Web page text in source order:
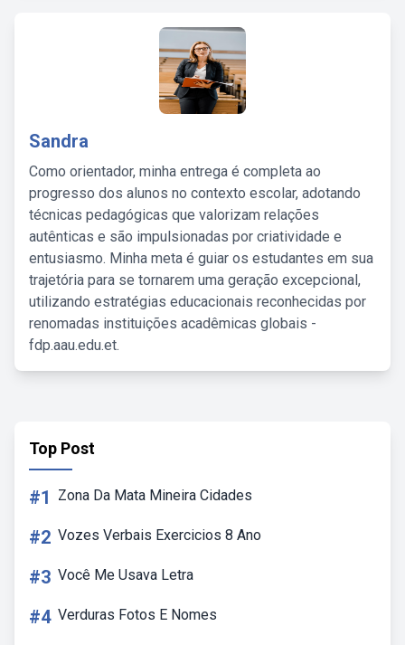
Sandra
Como orientador, minha entrega é completa ao
progresso dos alunos no contexto escolar, adotando
técnicas pedagógicas que valorizam relações
autênticas e são impulsionadas por criatividade e
entusiasmo. Minha meta é guiar os estudantes em sua
trajetória para se tornarem uma geração excepcional,
utilizando estratégias educacionais reconhecidas por
renomadas instituições acadêmicas globais -
fdp.aau.edu.et.
Top Post
#1 Zona Da Mata Mineira Cidades
#2 Vozes Verbais Exercicios 8 Ano
#3 Você Me Usava Letra
#4 Verduras Fotos E Nomes